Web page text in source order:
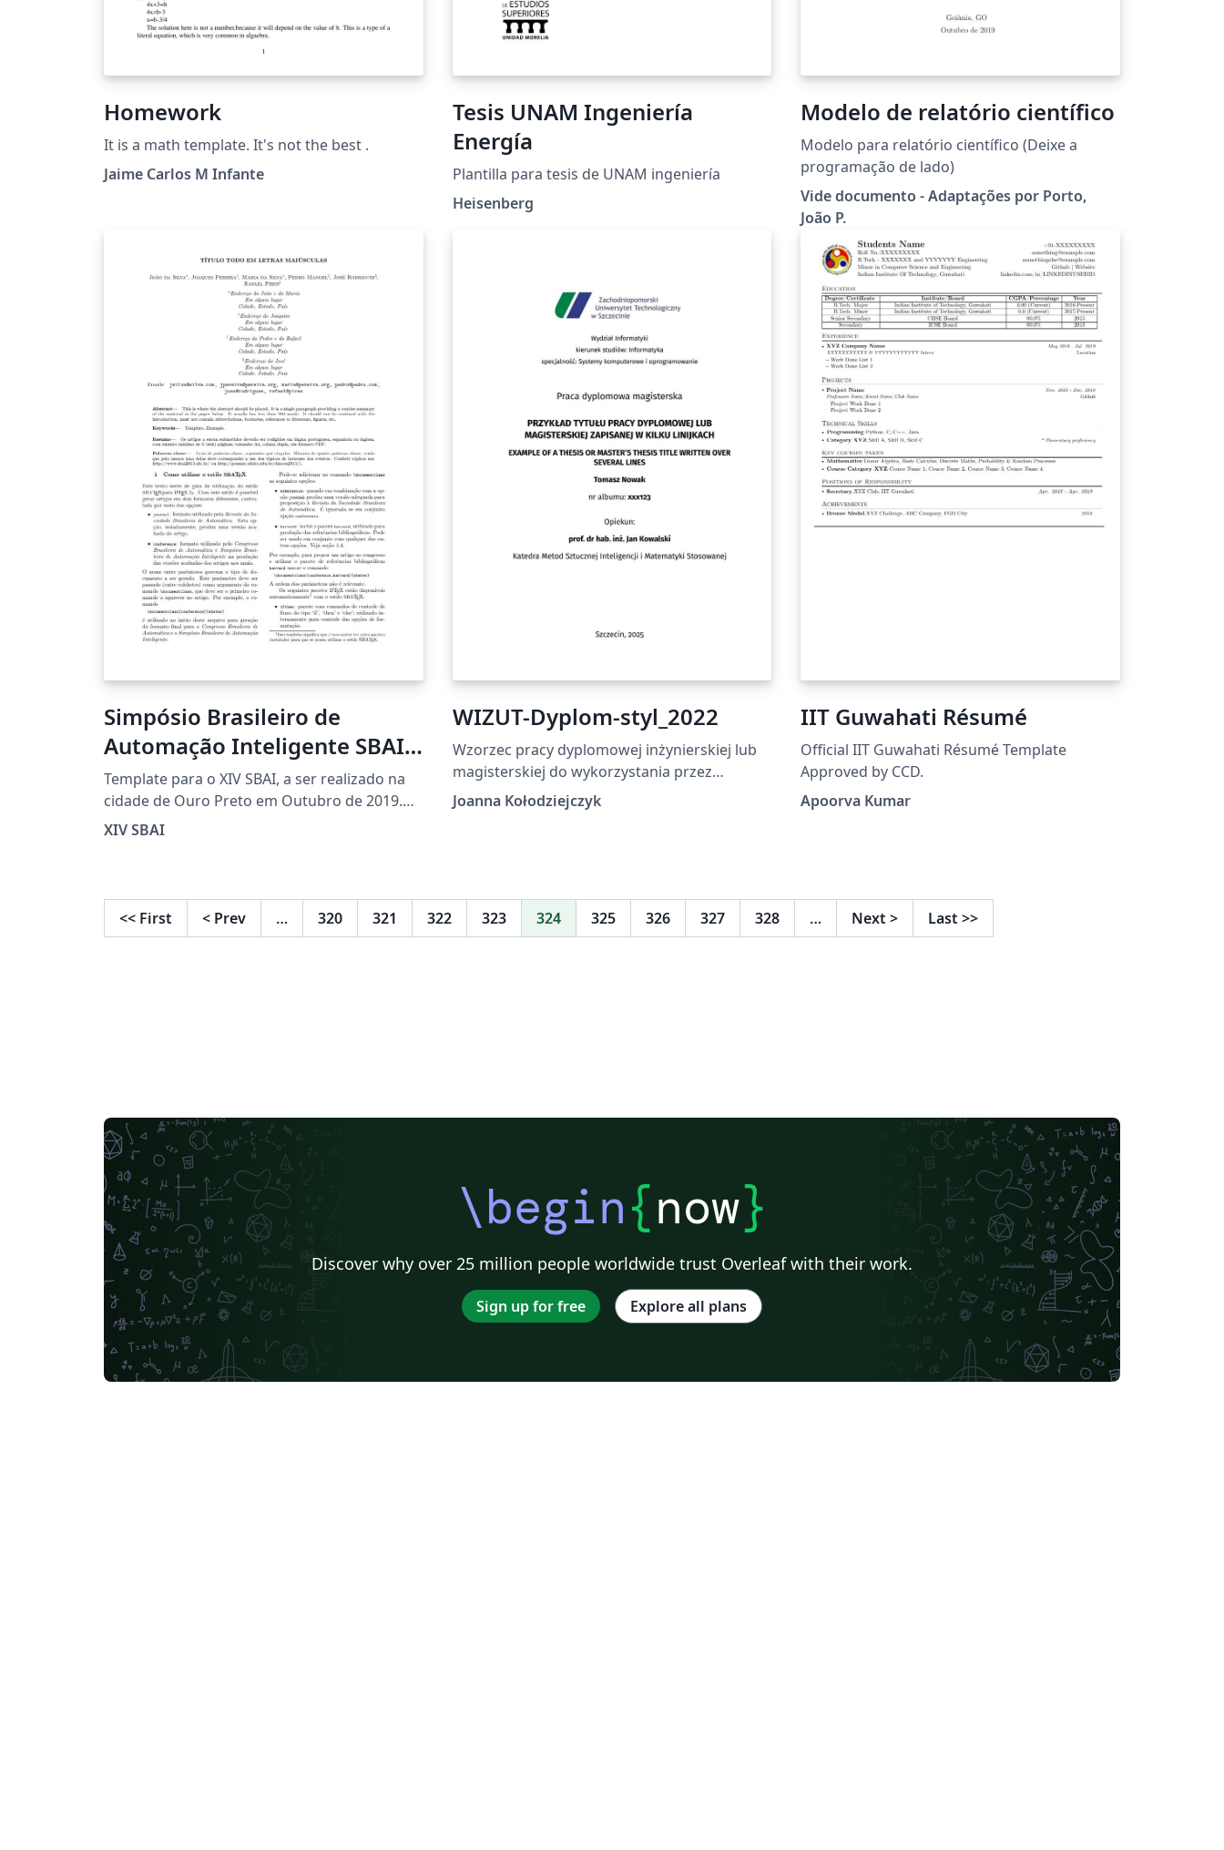
Homework
It is a math template. It's not the best .
Jaime Carlos M Infante
Tesis UNAM Ingeniería
Energía
Plantilla para tesis de UNAM ingeniería
Heisenberg
Modelo de relatório científico
Modelo para relatório científico (Deixe a
programação de lado)
Vide documento - Adaptações por Porto,
João P.
Simpósio Brasileiro de
Automação Inteligente SBAI
2019
Template para o XIV SBAI, a ser realizado na
cidade de Ouro Preto em Outubro de 2019.
Mais informações no site:
XIV SBAI
WIZUT-Dyplom-styl_2022
Wzorzec pracy dyplomowej inżynierskiej lub
magisterskiej do wykorzystania przez
studentów Wydziału Informatyki
Zachodniopomorskiego Uniwersytety
Joanna Kołodziejczyk
IIT Guwahati Résumé
Official IIT Guwahati Résumé Template
Approved by CCD.
Apoorva Kumar
<< First < Prev … 320 321 322 323 324 325 326 327 328 … Next > Last >>
\begin{now}
Discover why over 25 million people worldwide trust Overleaf with their work.
Sign up for free Explore all plans